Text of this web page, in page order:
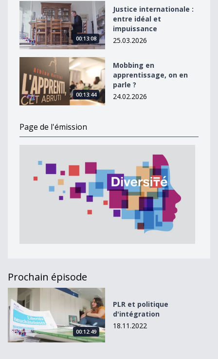
Justice internationale : entre idéal et impuissance
00:13:08
Justice internationale :
entre idéal et
impuissance
25.03.2026
Mobbing en apprentissage, on en parle ?
00:13:44
Mobbing en
apprentissage, on en
parle ?
24.02.2026
Page de l'émission
Prochain épisode
PLR et politique d&#039;intégration
00:12:49
PLR et politique
d'intégration
18.11.2022